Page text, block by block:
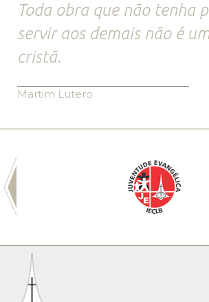
Toda obra que não tenha
servir aos demais não é
cristã.
Martim Lutero